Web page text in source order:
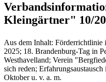
Kleingärtner" 10/
Aus dem Inhalt: Förderrichtlinie
2025; 18. Brandenburg-Tag in
Westhavelland; Verein
sich reden;
Oktober u. v. a. m.